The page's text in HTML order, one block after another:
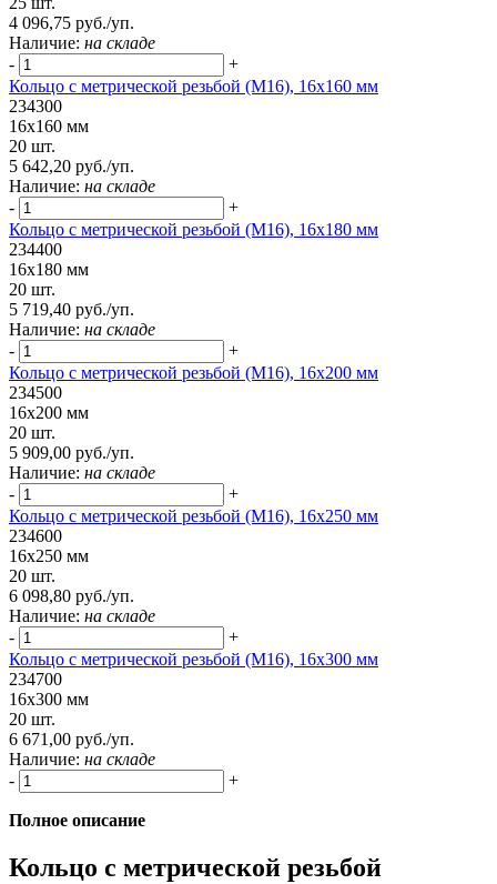
4 096,75 руб./уп.
Наличие: на складе
-
+
Кольцо с метрической резьбой (М16), 16х160 мм
234300
16х160 мм
20 шт.
5 642,20 руб./уп.
Наличие: на складе
-
+
Кольцо с метрической резьбой (М16), 16х180 мм
234400
16х180 мм
20 шт.
5 719,40 руб./уп.
Наличие: на складе
-
+
Кольцо с метрической резьбой (М16), 16х200 мм
234500
16х200 мм
20 шт.
5 909,00 руб./уп.
Наличие: на складе
-
+
Кольцо с метрической резьбой (М16), 16х250 мм
234600
16х250 мм
20 шт.
6 098,80 руб./уп.
Наличие: на складе
-
+
Кольцо с метрической резьбой (М16), 16х300 мм
234700
16х300 мм
20 шт.
6 671,00 руб./уп.
Наличие: на складе
-
+
Полное описание
Кольцо с метрической резьбой